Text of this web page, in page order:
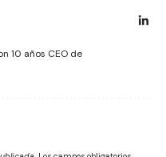
10 años CEO de